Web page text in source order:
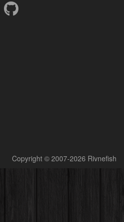
Copyright © 2007-2026 Rivnefish